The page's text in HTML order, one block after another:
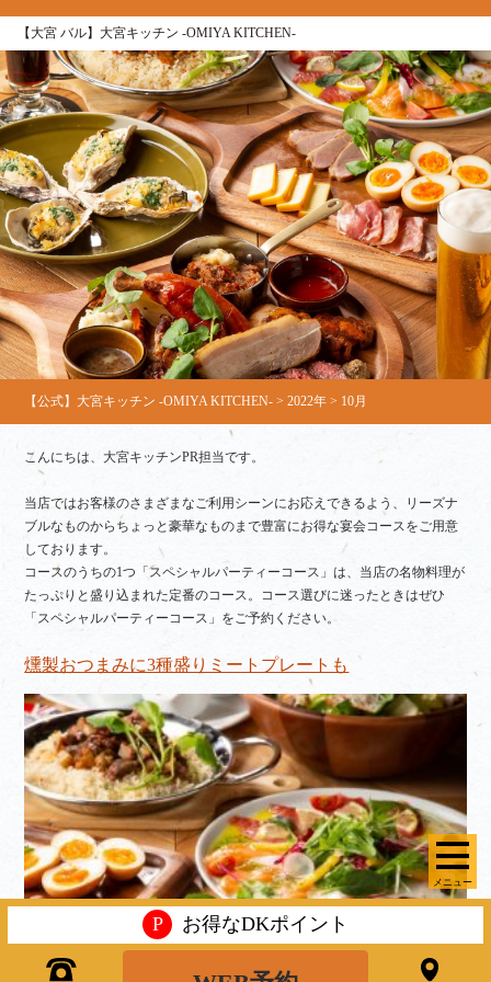
【大宮 バル】大宮キッチン ‐OMIYA KITCHEN‐
メニュー
【公式】大宮キッチン ‐OMIYA KITCHEN‐ >2022年 > 10月
こんにちは、大宮キッチンPR担当です。
当店ではお客様のさまざまなご利用シーンにお応えできるよう、リーズナ
ブルなものからちょっと豪華なものまで豊富にお得な宴会コースをご用意
しております。
コースのうちの1つ「スペシャルパーティーコース」は、当店の名物料理が
たっぷりと盛り込まれた定番のコース。コース選びに迷ったときはぜひ
「スペシャルパーティーコース」をご予約ください。
燻製おつまみに3種盛りミートプレートも
P お得なDKポイント